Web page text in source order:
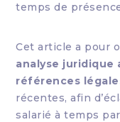
temps de
Cet article a pour
analyse juridique
références
récentes, afin
salarié à temps